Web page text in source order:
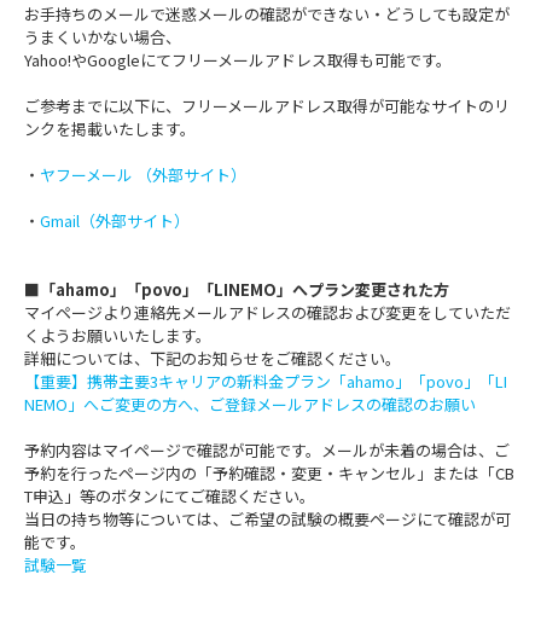
お手持ちのメールで迷惑メールの確認ができない・どうしても設定が
うまくいかない場合、
Yahoo!やGoogleにてフリーメールアドレス取得も可能です。
ご参考までに以下に、フリーメールアドレス取得が可能なサイトのリ
ンクを掲載いたします。
・ ヤフーメール （外部サイト）
・ Gmail（外部サイト）
■「ahamo」「povo」「LINEMO」へプラン変更された方
マイページより連絡先メールアドレスの確認および変更をしていただ
くようお願いいたします。
詳細については、下記のお知らせをご確認ください。
【重要】携帯主要3キャリアの新料金プラン「ahamo」「povo」「LI
NEMO」へご変更の方へ、ご登録メールアドレスの確認のお願い
予約内容はマイページで確認が可能です。メールが未着の場合は、ご
予約を行ったページ内の「予約確認・変更・キャンセル」または「CB
T申込」等のボタンにてご確認ください。
当日の持ち物等については、ご希望の試験の概要ページにて確認が可
能です。
試験一覧